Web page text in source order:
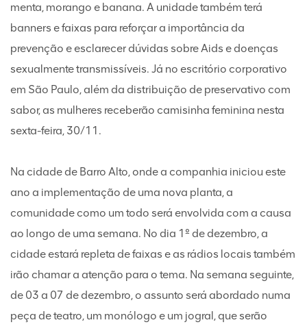
menta, morango e banana. A unidade também terá
banners e faixas para reforçar a importância da
prevenção e esclarecer dúvidas sobre Aids e doenças
sexualmente transmissíveis. Já no escritório corporativo
em São Paulo, além da distribuição de preservativo com
sabor, as mulheres receberão camisinha feminina nesta
sexta-feira, 30/11.
Na cidade de Barro Alto, onde a companhia iniciou este
ano a implementação de uma nova planta, a
comunidade como um todo será envolvida com a causa
ao longo de uma semana. No dia 1º de dezembro, a
cidade estará repleta de faixas e as rádios locais também
irão chamar a atenção para o tema. Na semana seguinte,
de 03 a 07 de dezembro, o assunto será abordado numa
peça de teatro, um monólogo e um jogral, que serão